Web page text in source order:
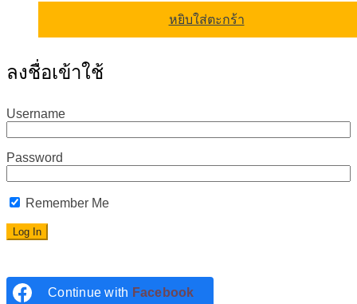
หยิบใส่ตะกร้า
ลงชื่อเข้าใช้
Username
Password
Remember Me
Continue with Facebook